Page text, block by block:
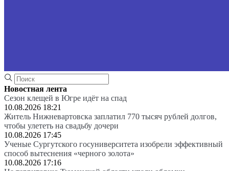
Новостная лента
Сезон клещей в Югре идёт на спад
10.08.2026 18:21
Житель Нижневартовска заплатил 770 тысяч рублей долгов,
чтобы улететь на свадьбу дочери
10.08.2026 17:45
Ученые Сургутского госуниверситета изобрели эффективный
способ вытеснения «черного золота»
10.08.2026 17:16